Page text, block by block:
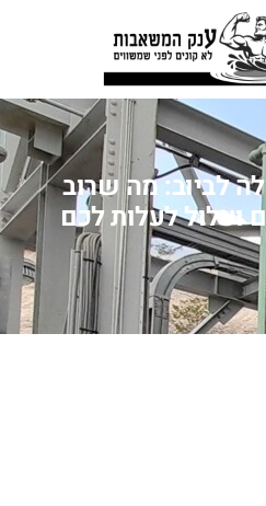
לביוב: מה שרוב
ועלול לעלות לכם